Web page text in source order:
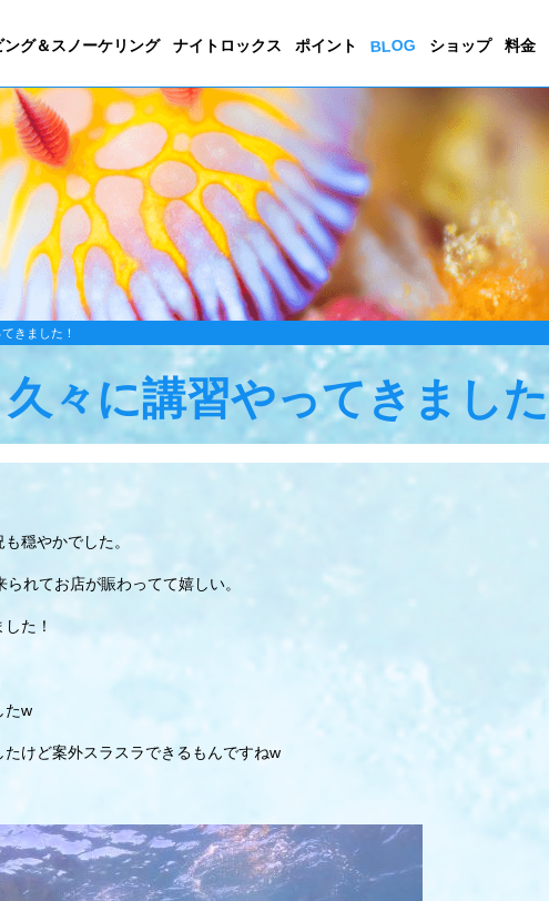
ング＆スノーケリング ナイトロックス ポイント BLOG ショップ 料金
きました！
久々に講習やってきまし
穏やかでした。
れてお店が賑わってて嬉しい。
た！
たw
けど案外スラスラできるもんですねw